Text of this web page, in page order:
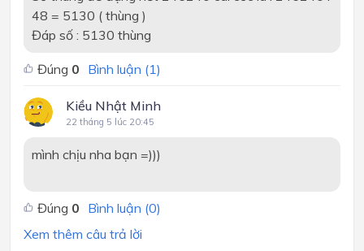
48 = 5130 ( thùng )
Đáp số : 5130 thùng
Đúng 0 Bình luận (1)
Kiều Nhật Minh
22 tháng 5 lúc 20:45
mình chịu nha bạn =)))
Đúng 0 Bình luận (0)
Xem thêm câu trả lời